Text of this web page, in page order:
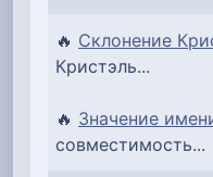
🔥 Склонение
Кристэль...
🔥 Значение
совместимость...